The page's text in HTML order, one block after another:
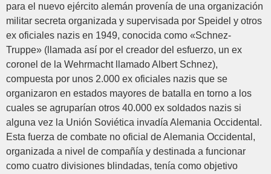
para el nuevo ejército alemán provenía de una organización
militar secreta organizada y supervisada por Speidel y otros
ex oficiales nazis en 1949, conocida como «Schnez-
Truppe» (llamada así por el creador del esfuerzo, un ex
coronel de la Wehrmacht llamado Albert Schnez),
compuesta por unos 2.000 ex oficiales nazis que se
organizaron en estados mayores de batalla en torno a los
cuales se agruparían otros 40.000 ex soldados nazis si
alguna vez la Unión Soviética invadía Alemania Occidental.
Esta fuerza de combate no oficial de Alemania Occidental,
organizada a nivel de compañía y destinada a funcionar
como cuatro divisiones blindadas, tenía como objetivo